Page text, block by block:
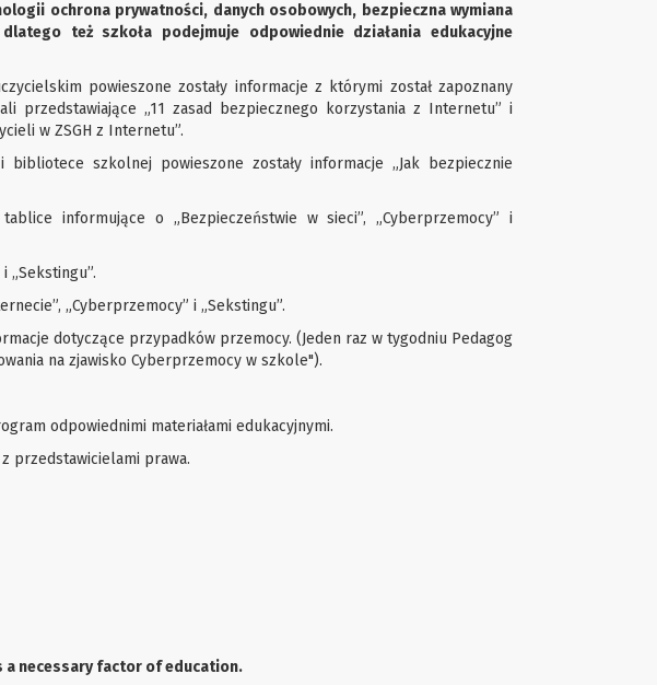
ochrona prywatności, danych osobowych, bezpieczna wymiana
też szkoła podejmuje odpowiednie działania edukacyjne
powieszone zostały informacje z którymi został zapoznany
przedstawiające „11 zasad bezpiecznego korzystania z Internetu” i
w ZSGH z Internetu”.
szkolnej powieszone zostały informacje „Jak bezpiecznie
informujące o „Bezpieczeństwie w sieci”, „Cyberprzemocy” i
„Sekstingu”.
„Cyberprzemocy” i „Sekstingu”.
dotyczące przypadków przemocy. (Jeden raz w tygodniu Pedagog
na zjawisko Cyberprzemocy w szkole").
odpowiednimi materiałami edukacyjnymi.
przedstawicielami prawa.
necessary factor of education.